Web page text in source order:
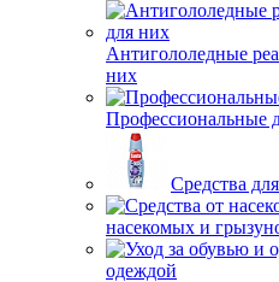
Антигололедные
них
Профессиональные
Средства
насекомых и
одеждой